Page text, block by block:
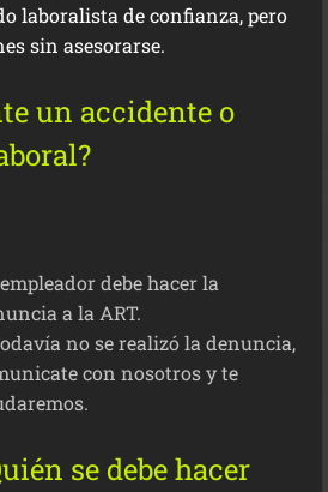
laboralista de confianza, pero
sin asesorarse.
un accidente o
debe hacer la
a la ART.
no se realizó la denuncia,
con nosotros y te
se debe hacer